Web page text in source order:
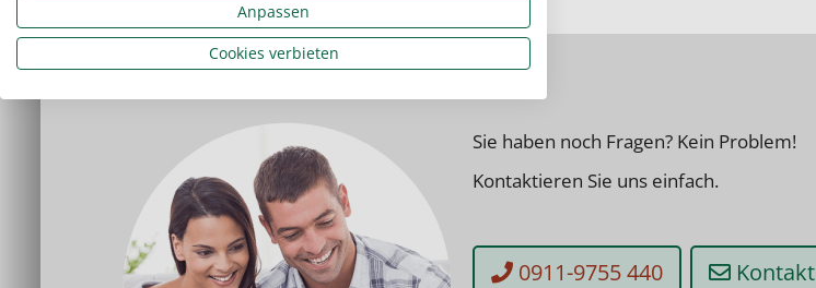
Sie haben noch Fragen? Kein Problem!
Kontaktieren Sie uns einfach.
0911-9755 440 Kontakt
Anpassen
Cookies verbieten